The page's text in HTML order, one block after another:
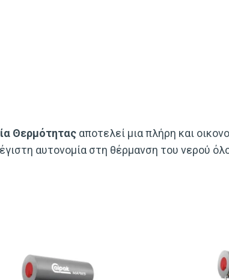
Θερμότητας αποτελεί μια πλήρη και
αυτονομία στη θέρμανση του νερού